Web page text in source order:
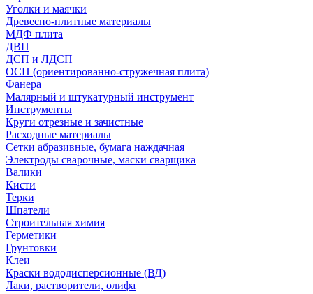
Уголки и маячки
Древесно-плитные материалы
МДФ плита
ДВП
ДСП и ЛДСП
ОСП (ориентированно-стружечная плита)
Фанера
Малярный и штукатурный инструмент
Инструменты
Круги отрезные и зачистные
Расходные материалы
Сетки абразивные, бумага наждачная
Электроды сварочные, маски сварщика
Валики
Кисти
Терки
Шпатели
Строительная химия
Герметики
Грунтовки
Клеи
Краски вододисперсионные (ВД)
Лаки, растворители, олифа